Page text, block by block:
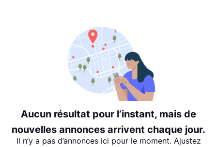
Date: les plus anciens d’abord
Aucun résultat pour l’instant, mais de
nouvelles annonces arrivent chaque jour.
Il n’y a pas d’annonces ici pour le moment. Ajustez